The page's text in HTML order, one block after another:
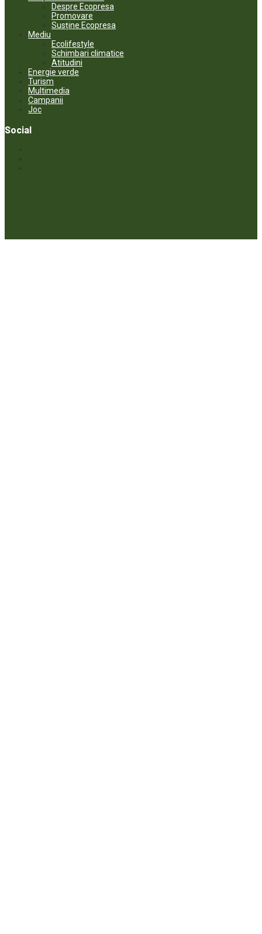
Despre Ecopresa
Promovare
Susține Ecopresa
Mediu
Ecolifestyle
Schimbari climatice
Atitudini
Energie verde
Turism
Multimedia
Campanii
Joc
Social